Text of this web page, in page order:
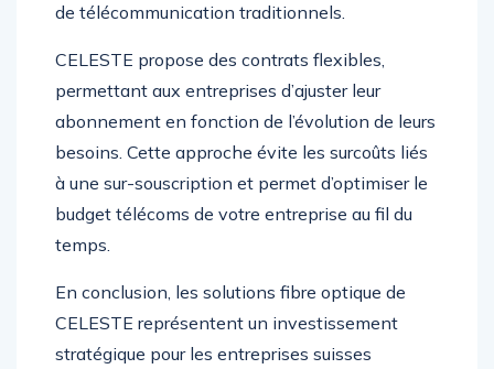
de télécommunication traditionnels.
CELESTE propose des contrats flexibles,
permettant aux entreprises d’ajuster leur
abonnement en fonction de l’évolution de leurs
besoins. Cette approche évite les surcoûts liés
à une sur-souscription et permet d’optimiser le
budget télécoms de votre entreprise au fil du
temps.
En conclusion, les solutions fibre optique de
CELESTE représentent un investissement
stratégique pour les entreprises suisses